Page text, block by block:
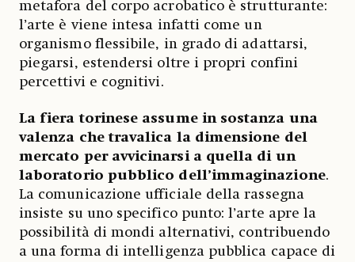
metafora del corpo acrobatico è strutturante:
l’arte è viene intesa infatti come un
organismo flessibile, in grado di adattarsi,
piegarsi, estendersi oltre i propri confini
percettivi e cognitivi.
La fiera torinese assume in sostanza una
valenza che travalica la dimensione del
mercato per avvicinarsi a quella di un
laboratorio pubblico dell’immaginazione.
La comunicazione ufficiale della rassegna
insiste su uno specifico punto: l’arte apre la
possibilità di mondi alternativi, contribuendo
a una forma di intelligenza pubblica capace di